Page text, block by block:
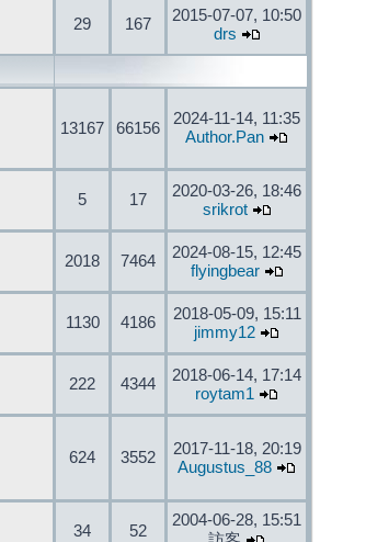
29 167
2015-07-07, 10:50
drs
13167 66156
2024-11-14, 11:35
Author.Pan
5 17
2020-03-26, 18:46
srikrot
2018 7464
2024-08-15, 12:45
flyingbear
1130 4186
2018-05-09, 15:11
jimmy12
222 4344
2018-06-14, 17:14
roytam1
624 3552
2017-11-18, 20:19
Augustus_88
34 52
2004-06-28, 15:51